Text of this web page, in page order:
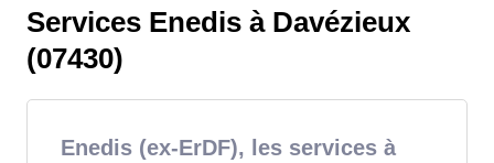
Services Enedis à Davézieux
(07430)
Enedis (ex-ErDF), les services à